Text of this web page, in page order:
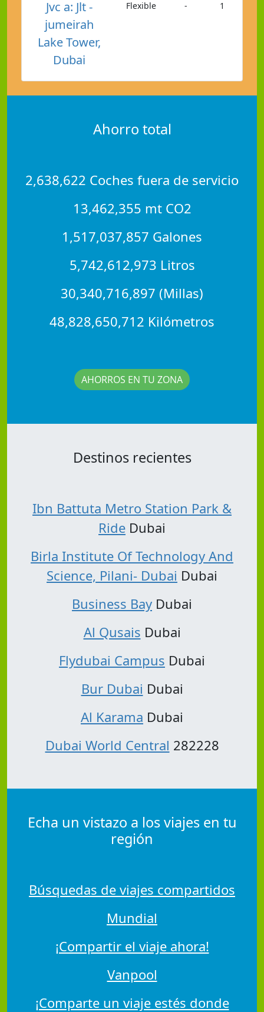
Jvc a: Jlt -
jumeirah
Lake Tower,
Dubai
Flexible - 1
Ahorro total
2,638,622 Coches fuera de servicio
13,462,355 mt CO2
1,517,037,857 Galones
5,742,612,973 Litros
30,340,716,897 (Millas)
48,828,650,712 Kilómetros
AHORROS EN TU ZONA
Destinos recientes
Ibn Battuta Metro Station Park &
Ride Dubai
Birla Institute Of Technology And
Science, Pilani- Dubai Dubai
Business Bay Dubai
Al Qusais Dubai
Flydubai Campus Dubai
Bur Dubai Dubai
Al Karama Dubai
Dubai World Central 282228
Echa un vistazo a los viajes en tu
región
Búsquedas de viajes compartidos
Mundial
¡Compartir el viaje ahora!
Vanpool
¡Comparte un viaje estés donde